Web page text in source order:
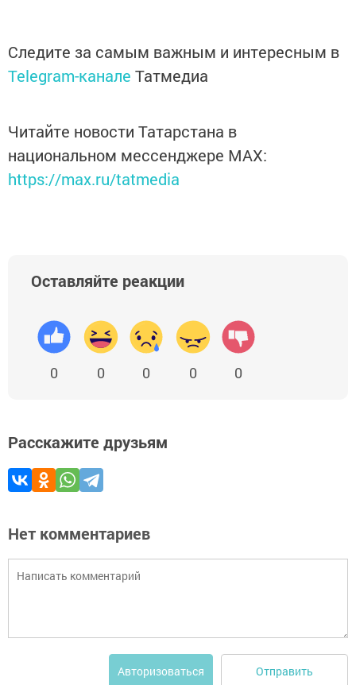
Следите за самым важным и интересным в
Telegram-канале Татмедиа
Читайте новости Татарстана в
национальном мессенджере MАХ:
https://max.ru/tatmedia
Оставляйте реакции
0 0 0 0 0
Расскажите друзьям
Нет комментариев
Авторизоваться Отправить